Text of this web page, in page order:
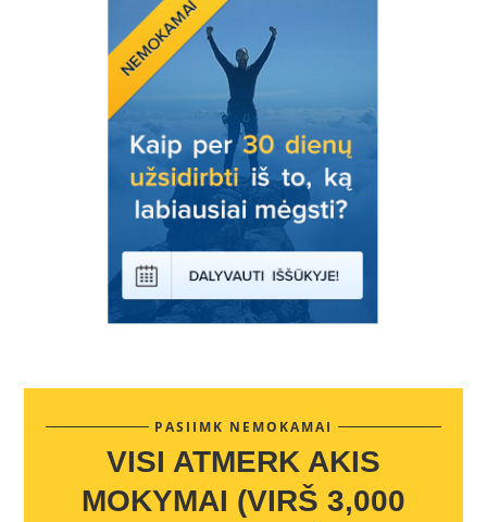
PASIIMK NEMOKAMAI
VISI ATMERK AKIS
MOKYMAI (VIRŠ 3,000